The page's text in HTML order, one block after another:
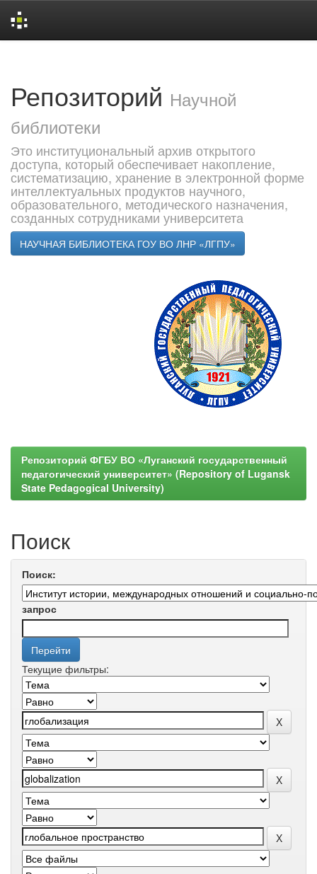
Репозиторий Научной
библиотеки
Это институциональный архив открытого
доступа, который обеспечивает накопление,
систематизацию, хранение в электронной форме
интеллектуальных продуктов научного,
образовательного, методического назначения,
созданных сотрудниками университета
НАУЧНАЯ БИБЛИОТЕКА ГОУ ВО ЛНР «ЛГПУ»
Репозиторий ФГБУ ВО «Луганский государственный
педагогический университет» (Repository of Lugansk
State Pedagogical University)
Поиск
Поиск:
запрос
Текущие фильтры: